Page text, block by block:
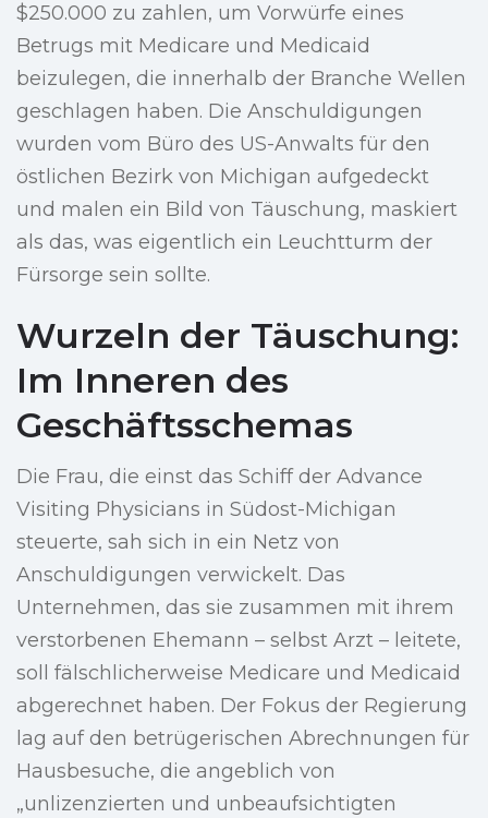
$250.000 zu zahlen, um Vorwürfe eines
Betrugs mit Medicare und Medicaid
beizulegen, die innerhalb der Branche Wellen
geschlagen haben. Die Anschuldigungen
wurden vom Büro des US-Anwalts für den
östlichen Bezirk von Michigan aufgedeckt
und malen ein Bild von Täuschung, maskiert
als das, was eigentlich ein Leuchtturm der
Fürsorge sein sollte.
Wurzeln der Täuschung:
Im Inneren des
Geschäftsschemas
Die Frau, die einst das Schiff der Advance
Visiting Physicians in Südost-Michigan
steuerte, sah sich in ein Netz von
Anschuldigungen verwickelt. Das
Unternehmen, das sie zusammen mit ihrem
verstorbenen Ehemann – selbst Arzt – leitete,
soll fälschlicherweise Medicare und Medicaid
abgerechnet haben. Der Fokus der Regierung
lag auf den betrügerischen Abrechnungen für
Hausbesuche, die angeblich von
„unlizenzierten und unbeaufsichtigten